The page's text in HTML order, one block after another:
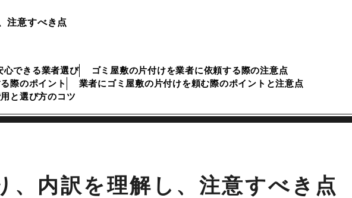
注意すべき点
心できる業者選び
ゴミ屋敷の片付けを業者に依頼する際の注意点
際のポイント
業者にゴミ屋敷の片付けを頼む際のポイントと注意点
と選び方のコツ
、内訳を理解し、注意すべき点